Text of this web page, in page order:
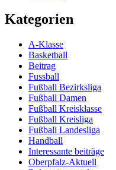
Kategorien
A-Klasse
Basketball
Beitrag
Fussball
Fußball Bezirksliga
Fußball Damen
Fußball Kreisklasse
Fußball Kreisliga
Fußball Landesliga
Handball
Interessante beiträge
Oberpfalz-Aktuell